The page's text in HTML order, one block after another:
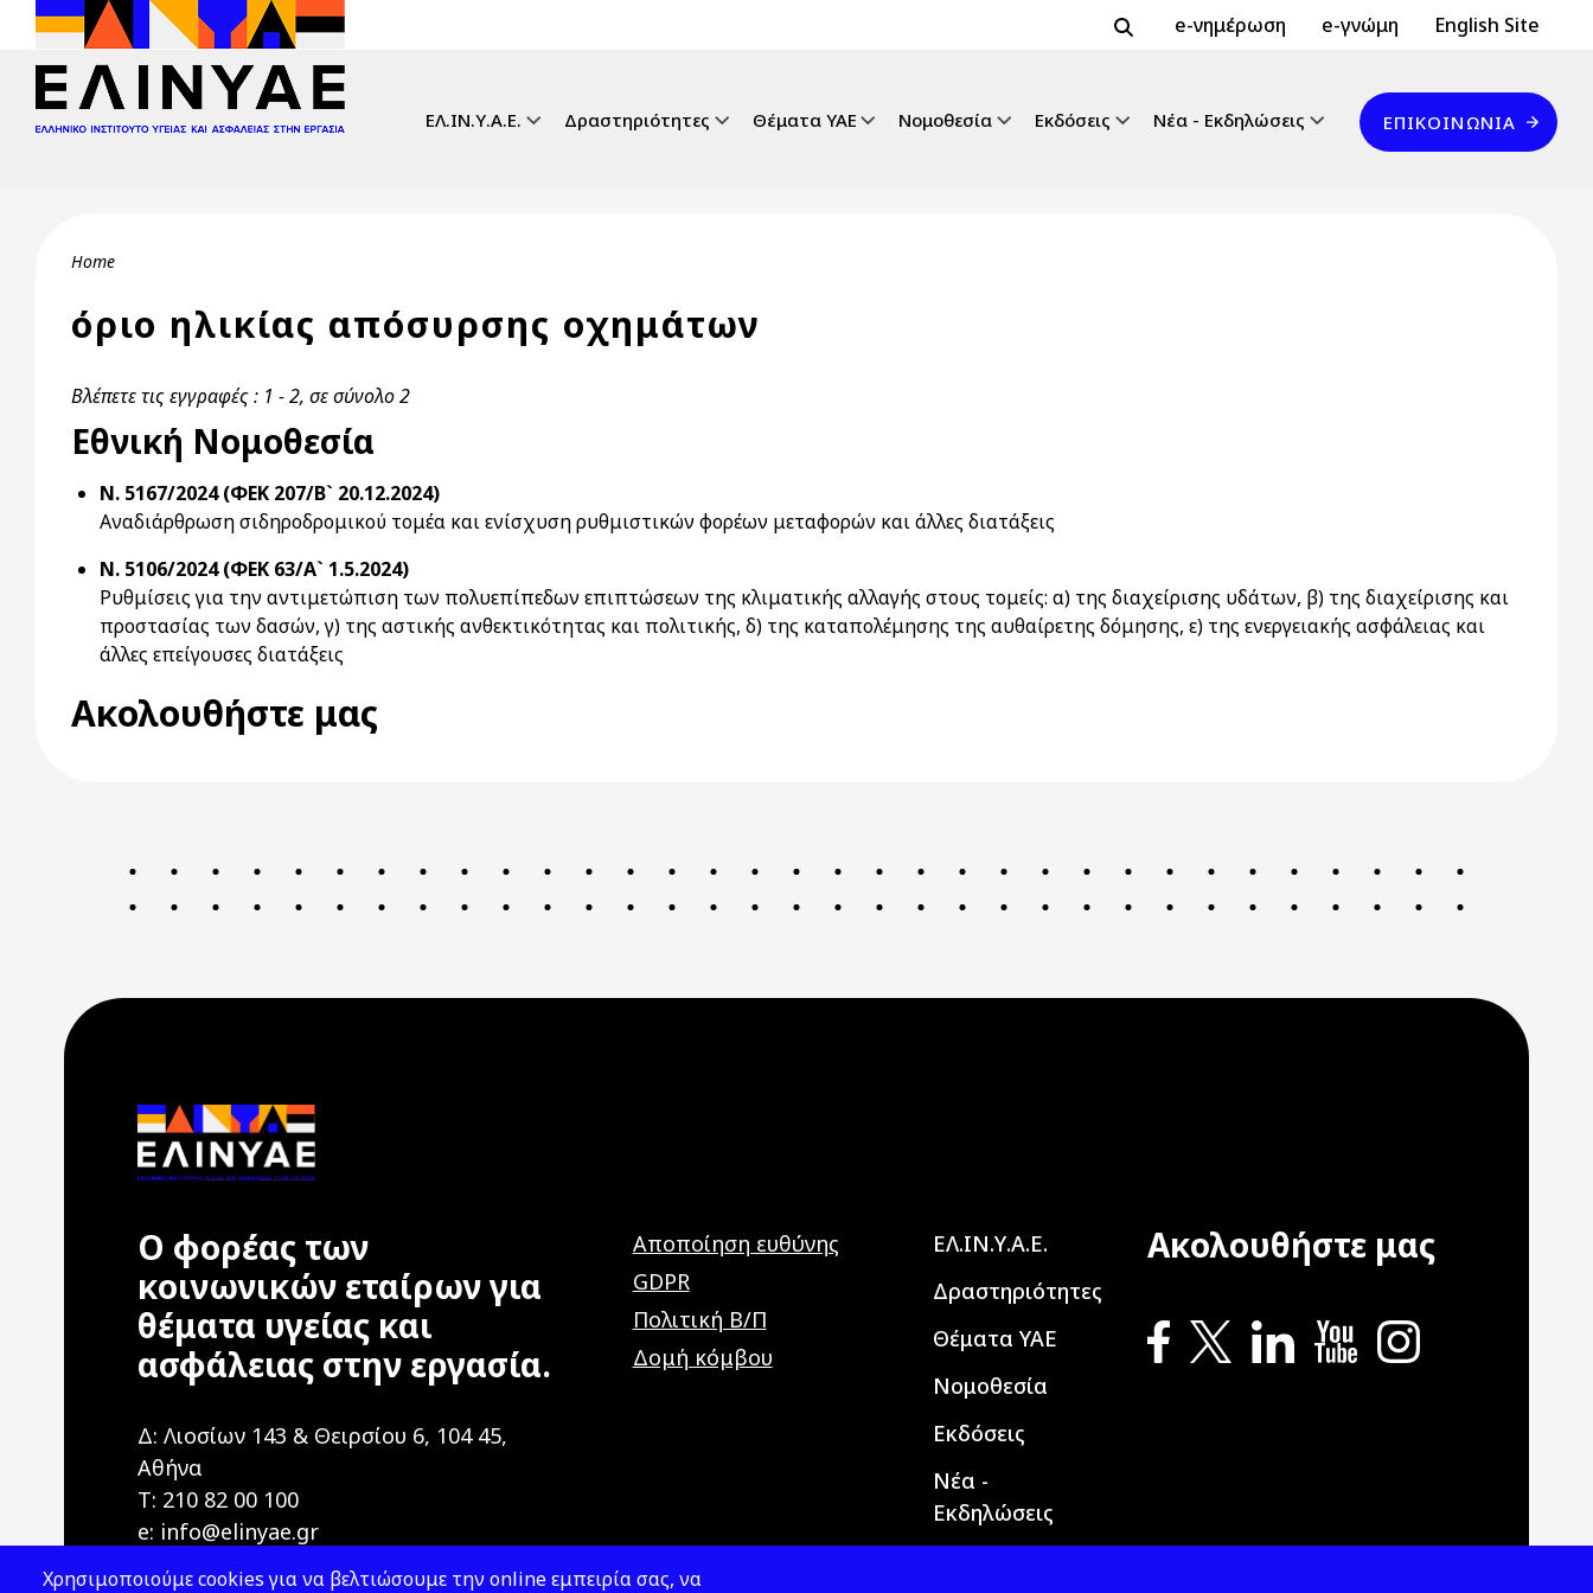
Skip to main content Header Top 2
e-νημέρωση e-γνώμη Header Top
English Site
ΕΛ.ΙΝ.Υ.Α.Ε. Δραστηριότητες Θέματα ΥΑΕ Νομοθεσία Εκδόσεις Νέα - Εκδηλώσεις
Επικοινωνία
ΕΠΙΚΟΙΝΩΝΊΑ
Breadcrumb
Home
όριο ηλικίας απόσυρσης οχημάτων
Βλέπετε τις εγγραφές : 1 - 2, σε σύνολο 2
Εθνική Νομοθεσία
Ν. 5167/2024 (ΦΕΚ 207/Β` 20.12.2024)
Αναδιάρθρωση σιδηροδρομικού τομέα και ενίσχυση ρυθμιστικών φορέων μεταφορών και άλλες διατάξεις
Ν. 5106/2024 (ΦΕΚ 63/Α` 1.5.2024)
Ρυθμίσεις για την αντιμετώπιση των πολυεπίπεδων επιπτώσεων της κλιματικής αλλαγής στους τομείς: α) της διαχείρισης υδάτων, β) της διαχείρισης και
προστασίας των δασών, γ) της αστικής ανθεκτικότητας και πολιτικής, δ) της καταπολέμησης της αυθαίρετης δόμησης, ε) της ενεργειακής ασφάλειας και
άλλες επείγουσες διατάξεις
Ακολουθήστε μας
Ο φορέας των
κοινωνικών εταίρων για
θέματα υγείας και
ασφάλειας στην εργασία.
Δ: Λιοσίων 143 & Θειρσίου 6, 104 45,
Αθήνα
T: 210 82 00 100
e: info@elinyae.gr
Αποποίηση ευθύνης
GDPR
Πολιτική Β/Π
Δομή κόμβου
Main navigation
ΕΛ.ΙΝ.Υ.Α.Ε.
Δραστηριότητες
Θέματα ΥΑΕ
Νομοθεσία
Εκδόσεις
Νέα -
Εκδηλώσεις
Ακολουθήστε μας
Χρησιμοποιούμε cookies για να βελτιώσουμε την online εμπειρία σας, να